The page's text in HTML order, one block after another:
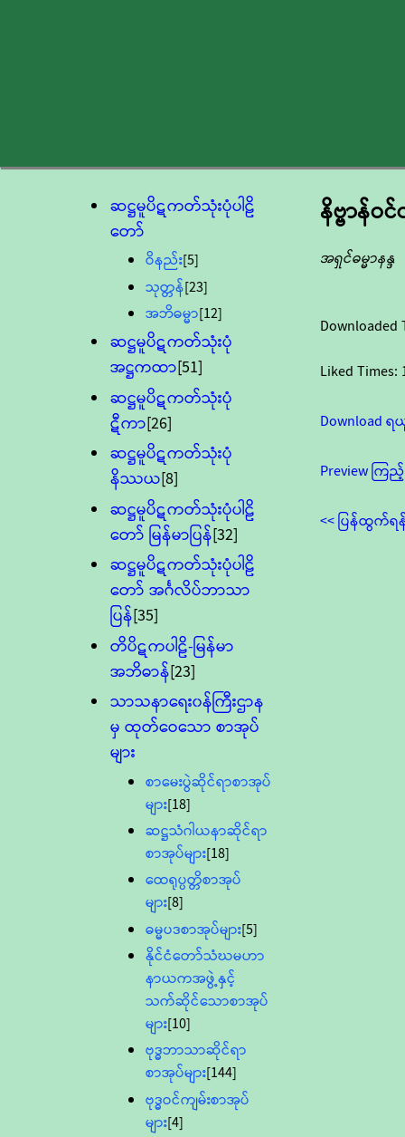
ဆဋ္ဌမူပိဋကတ်သုံးပုံပါဠိ
တော်
ဝိနည်း[5]
သုတ္တန်[23]
အဘိဓမ္မာ[12]
ဆဋ္ဌမူပိဋကတ်သုံးပုံ
အဋ္ဌကထာ[51]
ဆဋ္ဌမူပိဋကတ်သုံးပုံ
ဋီကာ[26]
ဆဋ္ဌမူပိဋကတ်သုံးပုံ
နိဿယ[8]
ဆဋ္ဌမူပိဋကတ်သုံးပုံပါဠိ
တော် မြန်မာပြန်[32]
ဆဋ္ဌမူပိဋကတ်သုံးပုံပါဠိ
တော် အင်္ဂလိပ်ဘာသာ
ပြန်[35]
တိပိဋကပါဠိ-မြန်မာ
အဘိဓာန်[23]
သာသနာရေး၀န်ကြီးဌာန
မှ ထုတ်ဝေသော စာအုပ်
များ
စာမေးပွဲဆိုင်ရာစာအုပ်
များ[18]
ဆဋ္ဌသံဂါယနာဆိုင်ရာ
စာအုပ်များ[18]
ထေရုပ္ပတ္တိစာအုပ်
များ[8]
ဓမ္မပဒစာအုပ်များ[5]
နိုင်ငံတော်သံဃမဟာ
နာယကအဖွဲ့နှင့်
သက်ဆိုင်သောစာအုပ်
များ[10]
ဗုဒ္ဓဘာသာဆိုင်ရာ
စာအုပ်များ[144]
ဗုဒ္ဓဝင်ကျမ်းစာအုပ်
များ[4]
နိဗ္ဗာန်
အရှင်ဓမ္မာနန္ဒ
Downloaded
Liked Times:
Download
Preview ကြ
<< ပြန်ထွက်ရ